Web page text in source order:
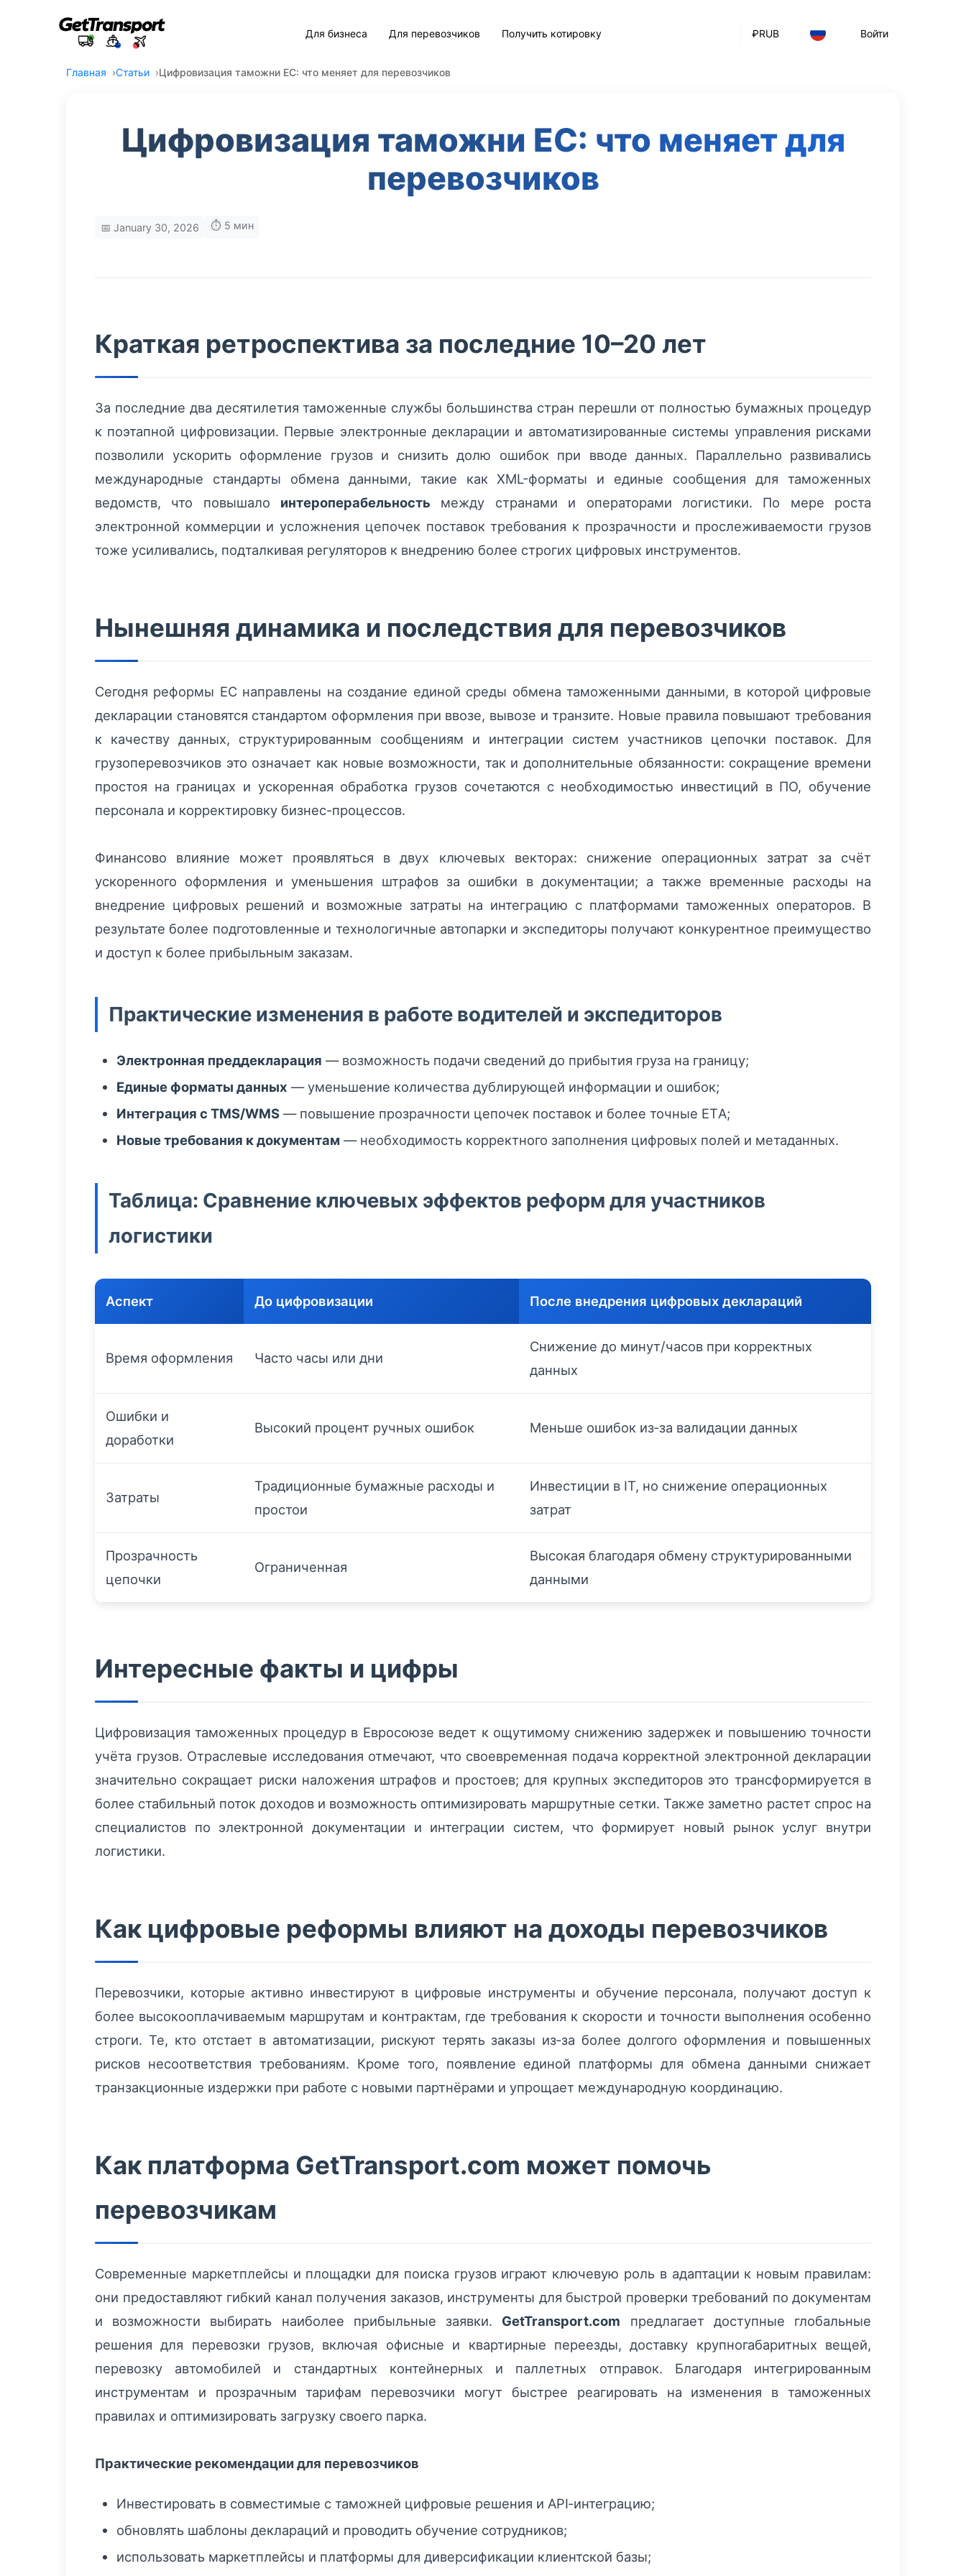
₽RUB Войти
Для бизнеса Для перевозчиков Получить котировку
Главная Статьи Цифровизация таможни ЕС: что меняет для перевозчиков
Цифровизация таможни ЕС: что меняет для
перевозчиков
📅 January 30, 2026 ⏱️ 5 мин
Краткая ретроспектива за последние 10–20 лет
За последние два десятилетия таможенные службы большинства стран перешли от полностью бумажных процедур
к поэтапной цифровизации. Первые электронные декларации и автоматизированные системы управления рисками
позволили ускорить оформление грузов и снизить долю ошибок при вводе данных. Параллельно развивались
международные стандарты обмена данными, такие как XML-форматы и единые сообщения для таможенных
ведомств, что повышало интероперабельность между странами и операторами логистики. По мере роста
электронной коммерции и усложнения цепочек поставок требования к прозрачности и прослеживаемости грузов
тоже усиливались, подталкивая регуляторов к внедрению более строгих цифровых инструментов.
Нынешняя динамика и последствия для перевозчиков
Сегодня реформы ЕС направлены на создание единой среды обмена таможенными данными, в которой цифровые
декларации становятся стандартом оформления при ввозе, вывозе и транзите. Новые правила повышают требования
к качеству данных, структурированным сообщениям и интеграции систем участников цепочки поставок. Для
грузоперевозчиков это означает как новые возможности, так и дополнительные обязанности: сокращение времени
простоя на границах и ускоренная обработка грузов сочетаются с необходимостью инвестиций в ПО, обучение
персонала и корректировку бизнес-процессов.
Финансово влияние может проявляться в двух ключевых векторах: снижение операционных затрат за счёт
ускоренного оформления и уменьшения штрафов за ошибки в документации; а также временные расходы на
внедрение цифровых решений и возможные затраты на интеграцию с платформами таможенных операторов. В
результате более подготовленные и технологичные автопарки и экспедиторы получают конкурентное преимущество
и доступ к более прибыльным заказам.
Практические изменения в работе водителей и экспедиторов
Электронная преддекларация — возможность подачи сведений до прибытия груза на границу;
Единые форматы данных — уменьшение количества дублирующей информации и ошибок;
Интеграция с TMS/WMS — повышение прозрачности цепочек поставок и более точные ETА;
Новые требования к документам — необходимость корректного заполнения цифровых полей и метаданных.
Таблица: Сравнение ключевых эффектов реформ для участников
логистики
Аспект До цифровизации После внедрения цифровых деклараций
Время оформления Часто часы или дни
Снижение до минут/часов при корректных
данных
Ошибки и
доработки
Высокий процент ручных ошибок Меньше ошибок из‑за валидации данных
Затраты
Традиционные бумажные расходы и
простои
Инвестиции в IT, но снижение операционных
затрат
Прозрачность
цепочки
Ограниченная
Высокая благодаря обмену структурированными
данными
Интересные факты и цифры
Цифровизация таможенных процедур в Евросоюзе ведет к ощутимому снижению задержек и повышению точности
учёта грузов. Отраслевые исследования отмечают, что своевременная подача корректной электронной декларации
значительно сокращает риски наложения штрафов и простоев; для крупных экспедиторов это трансформируется в
более стабильный поток доходов и возможность оптимизировать маршрутные сетки. Также заметно растет спрос на
специалистов по электронной документации и интеграции систем, что формирует новый рынок услуг внутри
логистики.
Как цифровые реформы влияют на доходы перевозчиков
Перевозчики, которые активно инвестируют в цифровые инструменты и обучение персонала, получают доступ к
более высокооплачиваемым маршрутам и контрактам, где требования к скорости и точности выполнения особенно
строги. Те, кто отстает в автоматизации, рискуют терять заказы из‑за более долгого оформления и повышенных
рисков несоответствия требованиям. Кроме того, появление единой платформы для обмена данными снижает
транзакционные издержки при работе с новыми партнёрами и упрощает международную координацию.
Как платформа GetTransport.com может помочь
перевозчикам
Современные маркетплейсы и площадки для поиска грузов играют ключевую роль в адаптации к новым правилам:
они предоставляют гибкий канал получения заказов, инструменты для быстрой проверки требований по документам
и возможности выбирать наиболее прибыльные заявки. GetTransport.com предлагает доступные глобальные
решения для перевозки грузов, включая офисные и квартирные переезды, доставку крупногабаритных вещей,
перевозку автомобилей и стандартных контейнерных и паллетных отправок. Благодаря интегрированным
инструментам и прозрачным тарифам перевозчики могут быстрее реагировать на изменения в таможенных
правилах и оптимизировать загрузку своего парка.
Практические рекомендации для перевозчиков
Инвестировать в совместимые с таможней цифровые решения и API‑интеграцию;
обновлять шаблоны деклараций и проводить обучение сотрудников;
использовать маркетплейсы и платформы для диверсификации клиентской базы;